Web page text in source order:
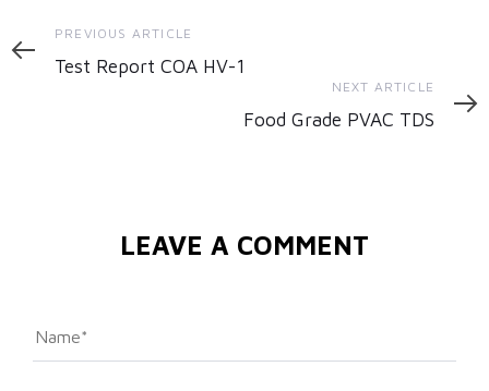
Previous
Article
PREVIOUS ARTICLE
Test Report COA HV-1
Article
NEXT ARTICLE
Food Grade PVAC TDS
LEAVE A COMMENT